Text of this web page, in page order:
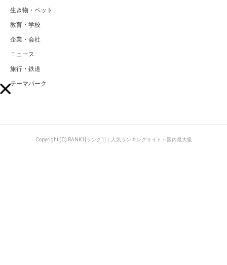
生き物・ペット
教育・学校
企業・会社
ニュース
旅行・鉄道
テーマパーク
Copyright (C) RANK1[ランク1]｜人気ランキングサイト～国内最大級